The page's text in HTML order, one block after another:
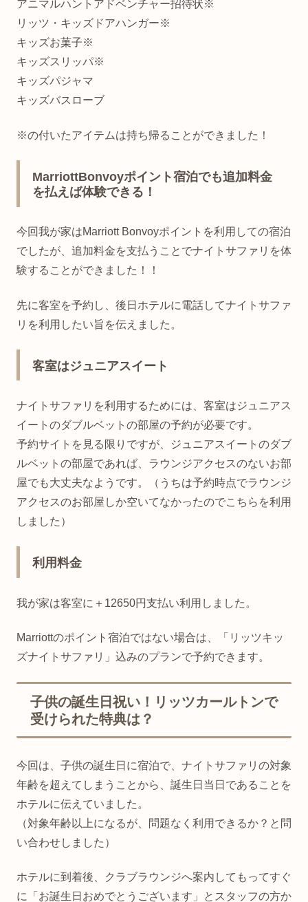
アニマルハントアドベンチャー招待状※
リッツ・キッズドアハンガー※
キッズお菓子※
キッズスリッパ※
キッズパジャマ
キッズバスローブ
※の付いたアイテムは持ち帰ることができました！
MarriottBonvoyポイント宿泊でも追加料金
を払えば体験できる！
今回我が家はMarriott Bonvoyポイントを利用しての宿泊
でしたが、追加料金を支払うことでナイトサファリを体
験することができました！！
先に客室を予約し、後日ホテルに電話してナイトサファ
リを利用したい旨を伝えました。
客室はジュニアスイート
ナイトサファリを利用するためには、客室はジュニアス
イートのダブルベットの部屋の予約が必要です。
予約サイトを見る限りですが、ジュニアスイートのダブ
ルベットの部屋であれば、ラウンジアクセスのないお部
屋でも大丈夫なようです。（うちは予約時点でラウンジ
アクセスのお部屋しか空いてなかったのでこちらを利用
しました）
利用料金
我が家は客室に＋12650円支払い利用しました。
Marriottのポイント宿泊ではない場合は、「リッツキッ
ズナイトサファリ」込みのプランで予約できます。
子供の誕生日祝い！リッツカールトンで
受けられた特典は？
今回は、子供の誕生日に宿泊で、ナイトサファリの対象
年齢を超えてしまうことから、誕生日当日であることを
ホテルに伝えていました。
（対象年齢以上になるが、問題なく利用できるか？と問
い合わせしました）
ホテルに到着後、クラブラウンジへ案内してもってすぐ
に「お誕生日おめでとうございます」とスタッフの方か